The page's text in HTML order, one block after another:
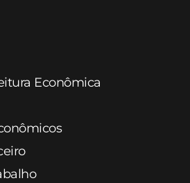
Econômica